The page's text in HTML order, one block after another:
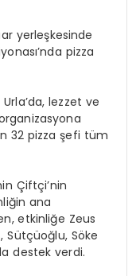
yerleşkesinde
pizza
lezzet ve
32 pizza şefi tüm
Çiftçi’nin
ana
etkinliğe Zeus
Sütçüoğlu, Söke
destek verdi.